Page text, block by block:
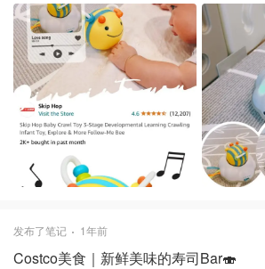
玩具之一！ 🌟 带音乐！小baby很喜欢这个声音 🌟 小蜜蜂可以单独
拿下来练抓握 🌟 有两种绕行模式，转圈和自由行😆 现在
以选择转圈模式，可以趴着看很久 以后练爬
想象一下满地爬追小蜜蜂的模样就很有趣😁
发布了笔记 1年前
Costco美食｜新鲜美味的寿司Bar🍣